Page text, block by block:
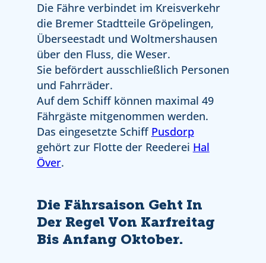
Die Fähre verbindet im Kreisverkehr
die Bremer Stadtteile Gröpelingen,
Überseestadt und Woltmershausen
über den Fluss, die Weser.
Sie befördert ausschließlich Personen
und Fahrräder.
Auf dem Schiff können maximal 49
Fährgäste mitgenommen werden.
Das eingesetzte Schiff Pusdorp
gehört zur Flotte der Reederei Hal
Över.
Die Fährsaison Geht In
Der Regel Von Karfreitag
Bis Anfang Oktober.